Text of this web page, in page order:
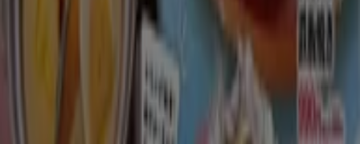
新潟市
私たちの最高の掘り出し物